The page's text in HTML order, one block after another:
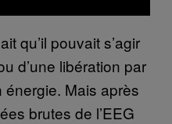
qu’il pouvait s’agir
d’une libération par
Mais après
brutes de l’EEG